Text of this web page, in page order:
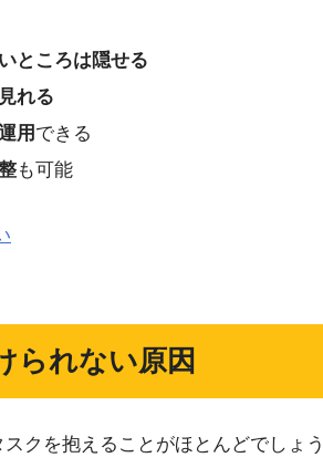
ところは隠せる
れる
用 できる
も可能
られない原因
クを抱えることがほとんどでしょ